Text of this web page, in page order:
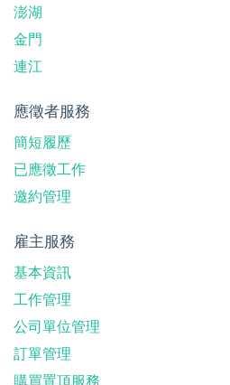
澎湖
金門
連江
應徵者服務
簡短履歷
已應徵工作
邀約管理
雇主服務
基本資訊
工作管理
公司單位管理
訂單管理
購買置頂服務